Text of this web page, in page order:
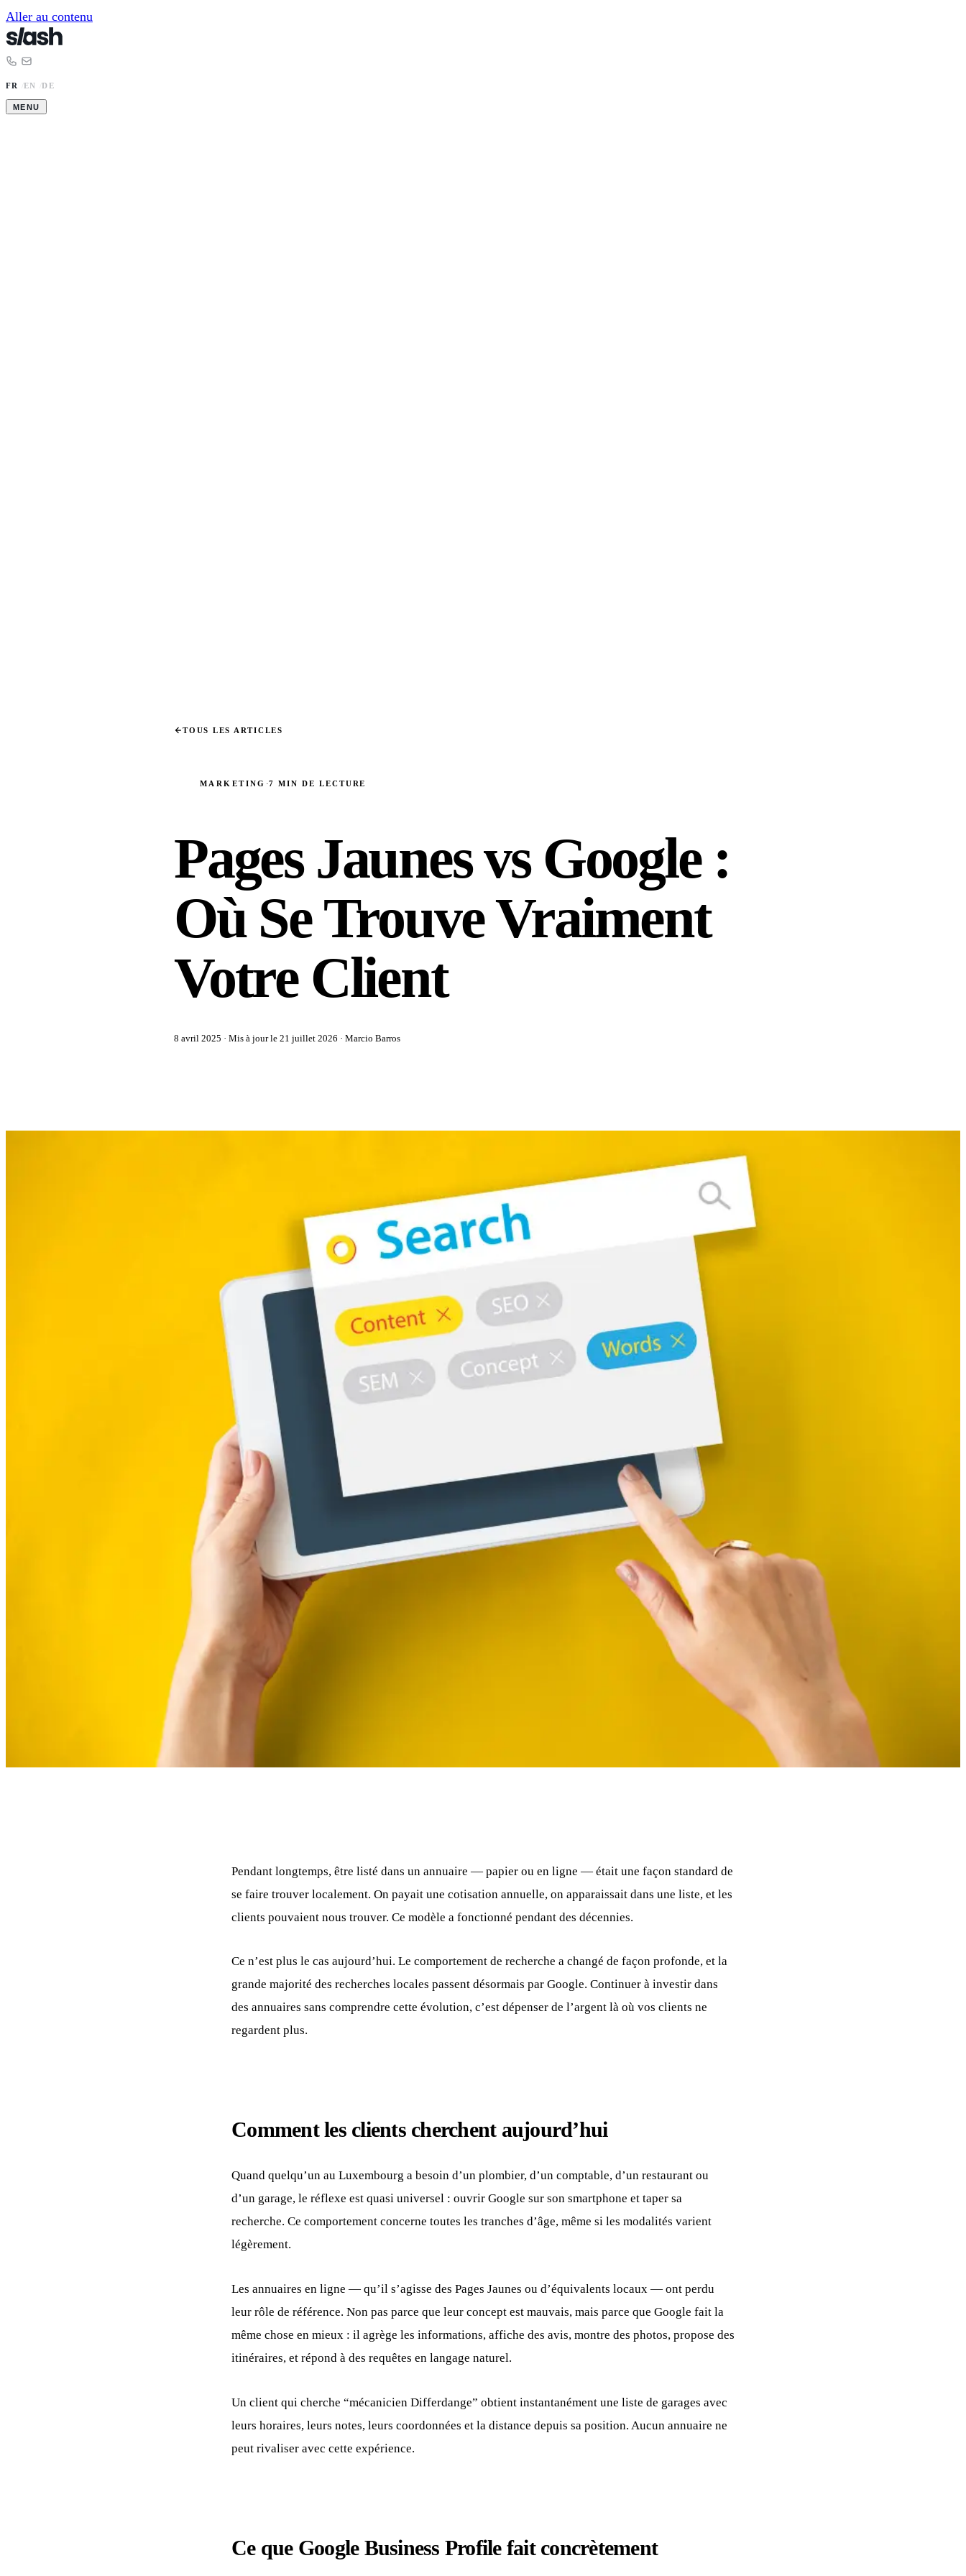
Aller au contenu
FR /EN /DE
MENU
TOUS LES ARTICLES
MARKETING ·7 MIN DE LECTURE
Pages Jaunes vs Google :
Où Se Trouve Vraiment
Votre Client
8 avril 2025 · Mis à jour le 21 juillet 2026 · Marcio Barros
Pendant longtemps, être listé dans un annuaire — papier ou en ligne — était une façon standard de
se faire trouver localement. On payait une cotisation annuelle, on apparaissait dans une liste, et les
clients pouvaient nous trouver. Ce modèle a fonctionné pendant des décennies.
Ce n’est plus le cas aujourd’hui. Le comportement de recherche a changé de façon profonde, et la
grande majorité des recherches locales passent désormais par Google. Continuer à investir dans
des annuaires sans comprendre cette évolution, c’est dépenser de l’argent là où vos clients ne
regardent plus.
Comment les clients cherchent aujourd’hui
Quand quelqu’un au Luxembourg a besoin d’un plombier, d’un comptable, d’un restaurant ou
d’un garage, le réflexe est quasi universel : ouvrir Google sur son smartphone et taper sa
recherche. Ce comportement concerne toutes les tranches d’âge, même si les modalités varient
légèrement.
Les annuaires en ligne — qu’il s’agisse des Pages Jaunes ou d’équivalents locaux — ont perdu
leur rôle de référence. Non pas parce que leur concept est mauvais, mais parce que Google fait la
même chose en mieux : il agrège les informations, affiche des avis, montre des photos, propose des
itinéraires, et répond à des requêtes en langage naturel.
Un client qui cherche “mécanicien Differdange” obtient instantanément une liste de garages avec
leurs horaires, leurs notes, leurs coordonnées et la distance depuis sa position. Aucun annuaire ne
peut rivaliser avec cette expérience.
Ce que Google Business Profile fait concrètement